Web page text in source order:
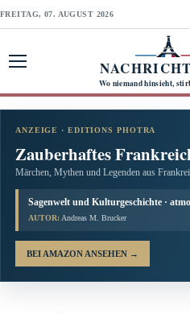
FREITAG, 07. AUGUST 2026
Wo niemand hinsieht,
ANZEIGE · EDITIONS PHOTRA
Zauberhaftes
Märchen, Mythen und Legenden aus
Sagenwelt und Kulturgeschichte ·
AUTOR: Andreas M. Brucker
BEI AMAZON ANSEHEN →